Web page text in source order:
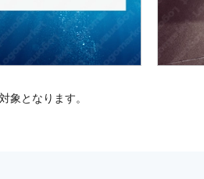
象となります。